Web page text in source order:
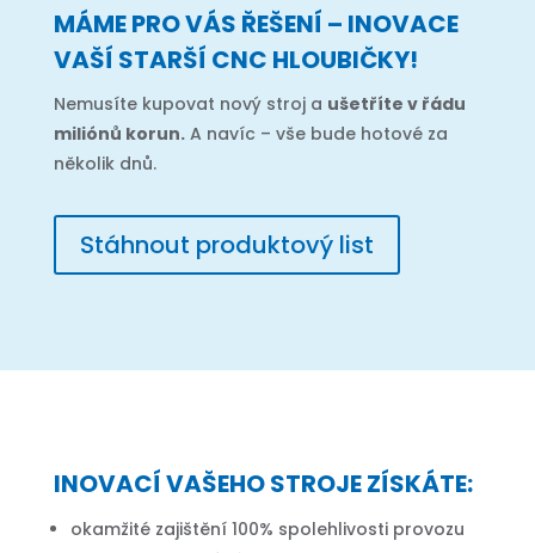
MÁME PRO VÁS ŘEŠENÍ – INOVACE
VAŠÍ STARŠÍ CNC HLOUBIČKY!
Nemusíte kupovat nový stroj a ušetříte v řádu
miliónů korun.A navíc – vše bude hotové za
několik dnů.
Stáhnout produktový list
INOVACÍ VAŠEHO STROJE ZÍSKÁTE:
okamžité zajištění 100% spolehlivosti provozu